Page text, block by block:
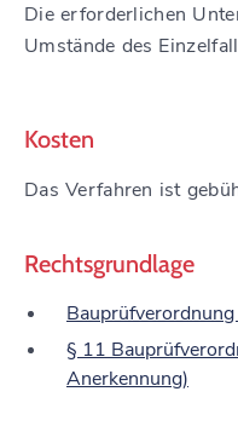
Die erforderlichen
Umstände des
Kosten
Das Verfahren ist
Rechtsgrundlage
§ 11
Anerkennung)